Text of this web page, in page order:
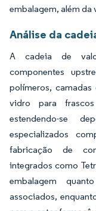
embalagem, além
Análise da
A cadeia de
componentes
polímeros,
vidro para
estendendo-se
especializados
fabricação de
integrados como
embalagem
associados,